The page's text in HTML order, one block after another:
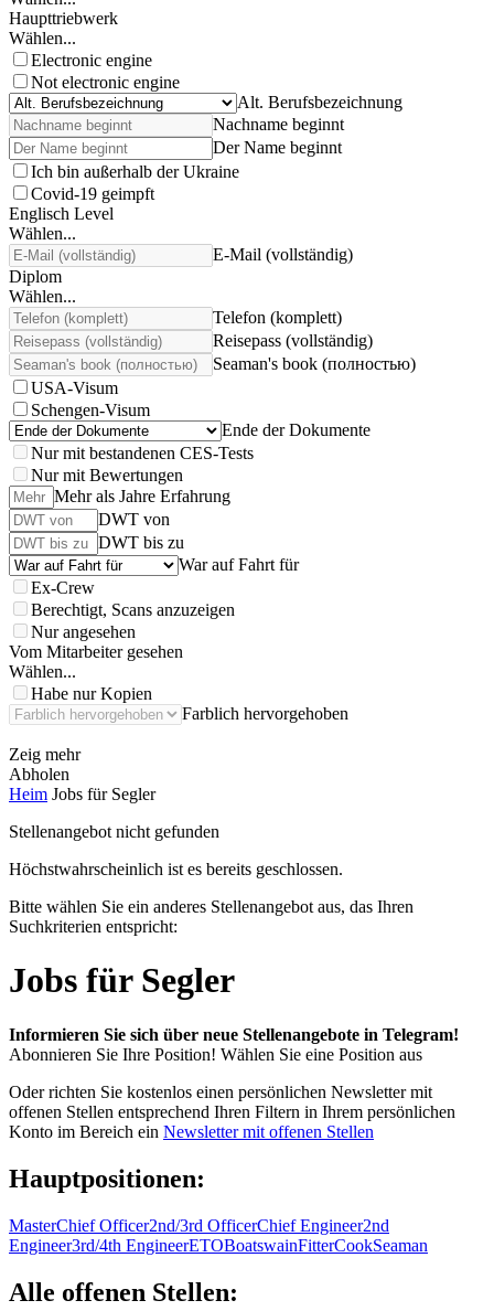
Haupttriebwerk
Wählen...
Electronic engine
Not electronic engine
Alt. Berufsbezeichnung
Nachname beginnt
Der Name beginnt
Ich bin außerhalb der Ukraine
Covid-19 geimpft
Englisch Level
Wählen...
E-Mail (vollständig)
Diplom
Wählen...
Telefon (komplett)
Reisepass (vollständig)
Seaman's book (полностью)
USA-Visum
Schengen-Visum
Ende der Dokumente
Nur mit bestandenen CES-Tests
Nur mit Bewertungen
Mehr als Jahre Erfahrung
DWT von
DWT bis zu
War auf Fahrt für
Ex-Crew
Berechtigt, Scans anzuzeigen
Nur angesehen
Vom Mitarbeiter gesehen
Wählen...
Habe nur Kopien
Farblich hervorgehoben
Zeig mehr
Abholen
Heim Jobs für Segler
Stellenangebot nicht gefunden
Höchstwahrscheinlich ist es bereits geschlossen.
Bitte wählen Sie ein anderes Stellenangebot aus, das Ihren
Suchkriterien entspricht:
Jobs für Segler
Informieren Sie sich über neue Stellenangebote in Telegram!
Abonnieren Sie Ihre Position! Wählen Sie eine Position aus
Oder richten Sie kostenlos einen persönlichen Newsletter mit
offenen Stellen entsprechend Ihren Filtern in Ihrem persönlichen
Konto im Bereich ein Newsletter mit offenen Stellen
Hauptpositionen:
MasterChief Officer2nd/3rd OfficerChief Engineer2nd
Engineer3rd/4th EngineerETOBoatswainFitterCookSeaman
Alle offenen Stellen: